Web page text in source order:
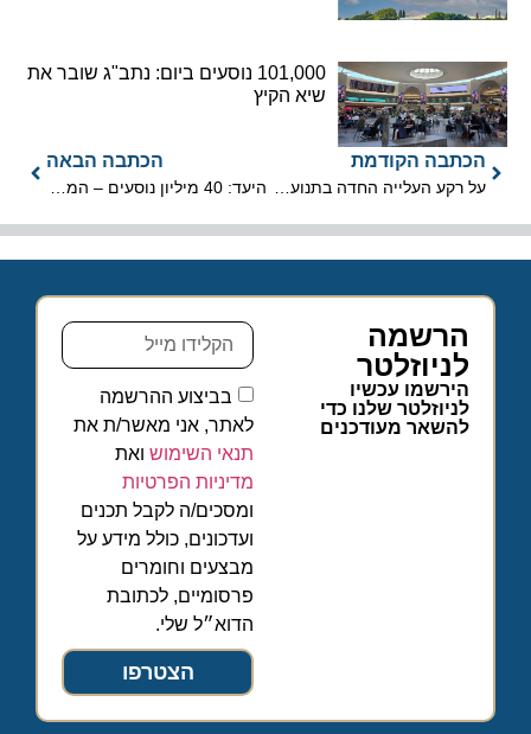
101,000 נוסעים ביום: נתב"ג שובר את
שיא הקיץ
הכתבה הקודמת הכתבה הבאה
הרשמה
לניוזלטר
הירשמו עכשיו
לניוזלטר שלנו כדי
להשאר מעודכנים
בביצוע ההרשמה
לאתר, אני מאשר/ת את
תנאי השימוש ואת
מדיניות הפרטיות
ומסכים/ה לקבל תכנים
ועדכונים, כולל מידע על
מבצעים וחומרים
פרסומיים, לכתובת
הדוא״ל שלי.
הצטרפו